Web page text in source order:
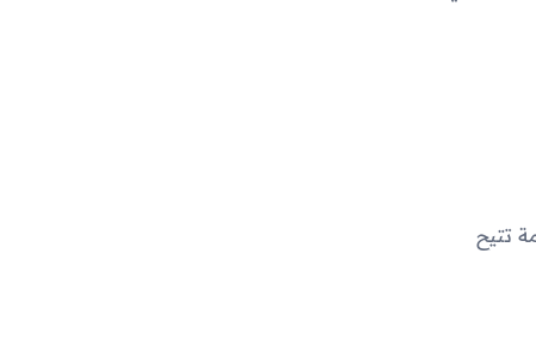
تتيح